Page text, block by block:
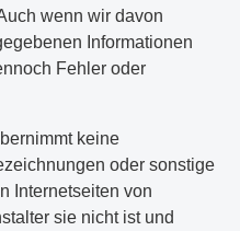
wenn wir davon
Informationen
Fehler oder
keine
oder sonstige
Internetseiten von
sie nicht ist und